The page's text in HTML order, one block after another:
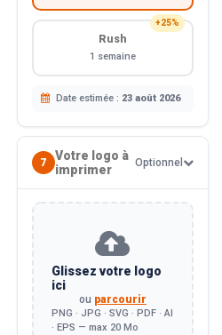
+25%
Rush
1 semaine
Date estimée : 23 août 2026
7
Votre logo à
imprimer
Optionnel
Glissez votre logo
ici
ou parcourir
PNG · JPG · SVG · PDF · AI
· EPS — max 20 Mo